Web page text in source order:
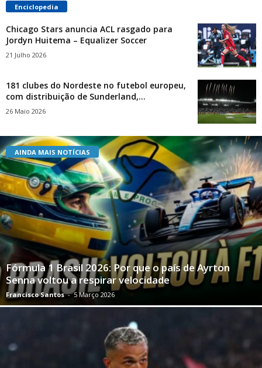
Enciclopedia
Chicago Stars anuncia ACL rasgado para
Jordyn Huitema – Equalizer Soccer
21 Julho 2026
181 clubes do Nordeste no futebol europeu,
com distribuição de Sunderland,...
26 Maio 2026
AINDA MAIS NOTÍCIAS
Fórmula 1 Brasil 2026: Por que o país de Ayrton
Senna voltou a respirar velocidade
Francisco Santos - 5 Março 2026